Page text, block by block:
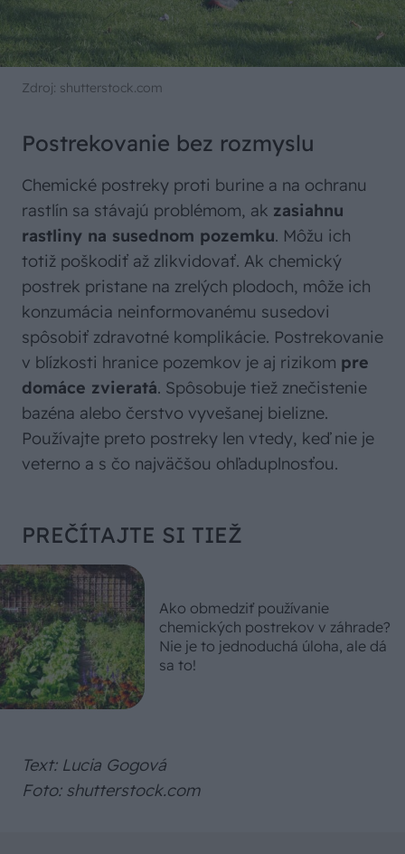
Zdroj: shutterstock.com
Postrekovanie bez rozmyslu
Chemické postreky proti burine a na ochranu
rastlín sa stávajú problémom, ak zasiahnu
rastliny na susednom pozemku. Môžu ich
totiž poškodiť až zlikvidovať. Ak chemický
postrek pristane na zrelých plodoch, môže ich
konzumácia neinformovanému susedovi
spôsobiť zdravotné komplikácie. Postrekovanie
v blízkosti hranice pozemkov je aj rizikom pre
domáce zvieratá. Spôsobuje tiež znečistenie
bazéna alebo čerstvo vyvešanej bielizne.
Používajte preto postreky len vtedy, keď nie je
veterno a s čo najväčšou ohľaduplnosťou.
PREČÍTAJTE SI TIEŽ
Ako obmedziť používanie
chemických postrekov v záhrade?
Nie je to jednoduchá úloha, ale dá
sa to!
Text: Lucia Gogová
Foto: shutterstock.com